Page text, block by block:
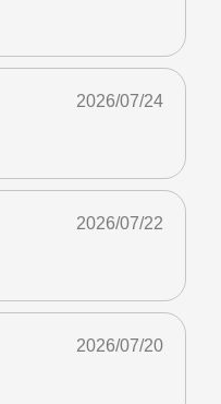
2026/07/24
2026/07/22
2026/07/20